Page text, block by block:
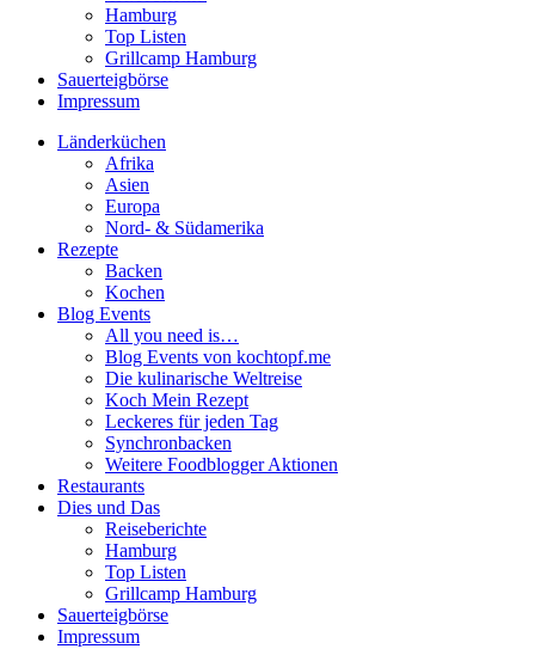
Hamburg
Top Listen
Grillcamp Hamburg
Sauerteigbörse
Impressum
Länderküchen
Afrika
Asien
Europa
Nord- & Südamerika
Rezepte
Backen
Kochen
Blog Events
All you need is…
Blog Events von kochtopf.me
Die kulinarische Weltreise
Koch Mein Rezept
Leckeres für jeden Tag
Synchronbacken
Weitere Foodblogger Aktionen
Restaurants
Dies und Das
Reiseberichte
Hamburg
Top Listen
Grillcamp Hamburg
Sauerteigbörse
Impressum